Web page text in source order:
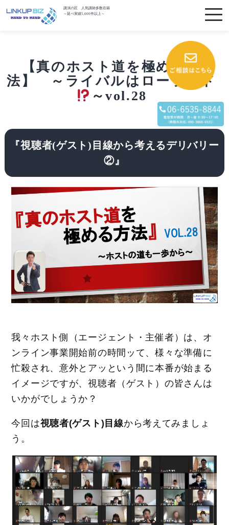
講演の匠 人気講師多数在籍
～延べ実績5,000件以上～
【真のホスト道を極める方
法】 ～ライバルはローランド
～vol.28
『視聴者(ゲスト)目線から考えるデリバリー
②』
我々ホスト側（エージェント・主催者）は、オ
ンライン事業開始前の時間ッて、様々な準備に
忙殺され、意外とアッという間に本番が始まる
イメージですが、視聴者（ゲスト）の皆さんは
いかがでしょうか？
今回は視聴者(ゲスト)目線から考えてみましょ
う。